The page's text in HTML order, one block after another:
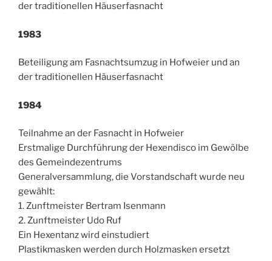
der traditionellen Häuserfasnacht
1983
Beteiligung am Fasnachtsumzug in Hofweier und an
der traditionellen Häuserfasnacht
1984
Teilnahme an der Fasnacht in Hofweier
Erstmalige Durchführung der Hexendisco im Gewölbe
des Gemeindezentrums
Generalversammlung, die Vorstandschaft wurde neu
gewählt:
1. Zunftmeister Bertram Isenmann
2. Zunftmeister Udo Ruf
Ein Hexentanz wird einstudiert
Plastikmasken werden durch Holzmasken ersetzt